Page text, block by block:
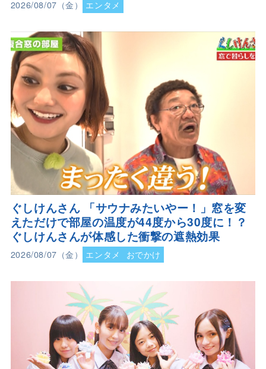
2026/08/07（金） エンタメ
ぐしけんさん 「サウナみたいやー！」窓を変
えただけで部屋の温度が44度から30度に！？
ぐしけんさんが体感した衝撃の遮熱効果
2026/08/07（金） エンタメ おでかけ